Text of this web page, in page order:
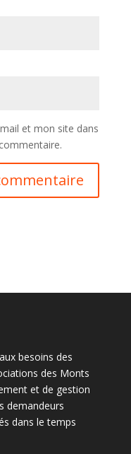
et mon site dans
besoins des
des Monts
et de gestion
demandeurs
dans le temps